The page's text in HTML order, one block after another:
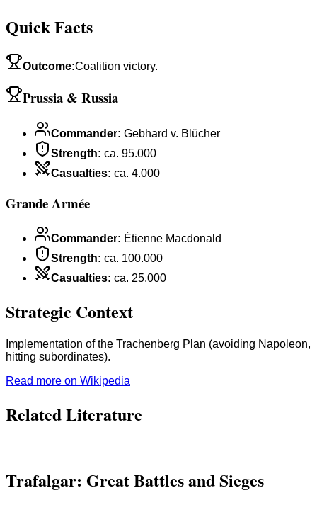
Quick Facts
Outcome:Coalition victory.
Prussia & Russia
Commander: Gebhard v. Blücher
Strength: ca. 95.000
Casualties: ca. 4.000
Grande Armée
Commander: Étienne Macdonald
Strength: ca. 100.000
Casualties: ca. 25.000
Strategic Context
Implementation of the Trachenberg Plan (avoiding Napoleon,
hitting subordinates).
Read more on Wikipedia
Related Literature
Trafalgar: Great Battles and Sieges